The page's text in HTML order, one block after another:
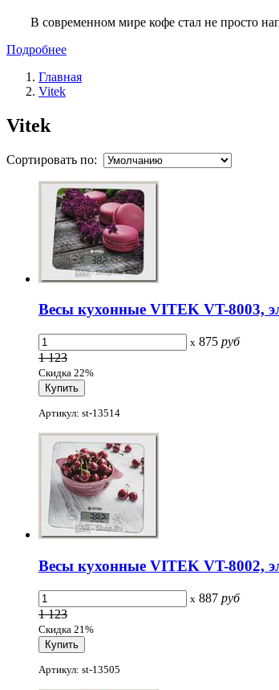
В современном мире кофе стал не просто
Подробнее
Главная
Vitek
Vitek
Сортировать по:
Весы кухонные VITEK VT-8003,
x 875 руб
1 123
Скидка 22%
Артикул: st-13514
Весы кухонные VITEK VT-8002,
x 887 руб
1 123
Скидка 21%
Артикул: st-13505